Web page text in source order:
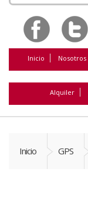
Inicio Nosotros
Alquiler
Inicio GPS